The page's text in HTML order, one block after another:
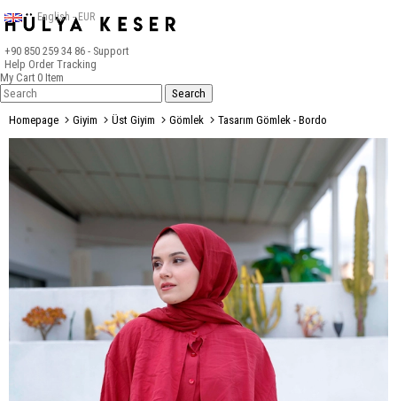
+90 850 259 34 86 - Support
Help Order Tracking
English - EUR
My Cart 0 Item
Homepage Giyim Üst Giyim Gömlek Tasarım Gömlek - Bordo